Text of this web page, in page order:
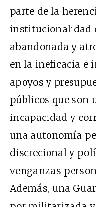
parte de la
institucionalidad
abandonada y
en la ineficacia e
apoyos y
públicos que son
incapacidad y
una autonomía
discrecional y
venganzas
Además, una